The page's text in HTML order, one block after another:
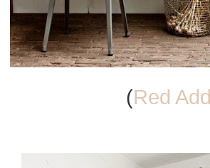
(Red